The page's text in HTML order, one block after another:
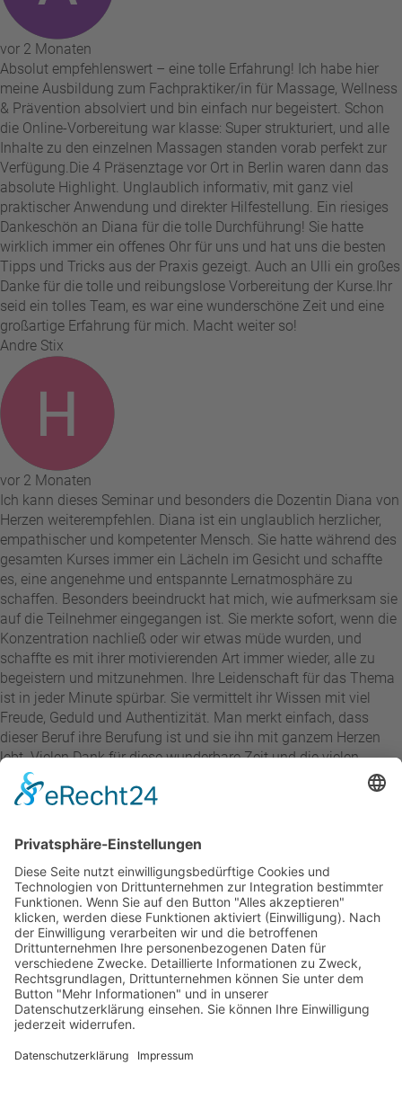
vor 2 Monaten
Absolut empfehlenswert – eine tolle Erfahrung! Ich habe hier
meine Ausbildung zum Fachpraktiker/in für Massage, Wellness
& Prävention absolviert und bin einfach nur begeistert. Schon
die Online-Vorbereitung war klasse: Super strukturiert, und alle
Inhalte zu den einzelnen Massagen standen vorab perfekt zur
Verfügung. ​Die 4 Präsenztage vor Ort in Berlin waren dann das
absolute Highlight. Unglaublich informativ, mit ganz viel
praktischer Anwendung und direkter Hilfestellung. Ein riesiges
Dankeschön an Diana für die tolle Durchführung! Sie hatte
wirklich immer ein offenes Ohr für uns und hat uns die besten
Tipps und Tricks aus der Praxis gezeigt. Auch an Ulli ein großes
Danke für die tolle und reibungslose Vorbereitung der Kurse. ​Ihr
seid ein tolles Team, es war eine wunderschöne Zeit und eine
großartige Erfahrung für mich. Macht weiter so!
Andre Stix
vor 2 Monaten
Ich kann dieses Seminar und besonders die Dozentin Diana von
Herzen weiterempfehlen. Diana ist ein unglaublich herzlicher,
empathischer und kompetenter Mensch. Sie hatte während des
gesamten Kurses immer ein Lächeln im Gesicht und schaffte
es, eine angenehme und entspannte Lernatmosphäre zu
schaffen. Besonders beeindruckt hat mich, wie aufmerksam sie
auf die Teilnehmer eingegangen ist. Sie merkte sofort, wenn die
Konzentration nachließ oder wir etwas müde wurden, und
schaffte es mit ihrer motivierenden Art immer wieder, alle zu
begeistern und mitzunehmen. Ihre Leidenschaft für das Thema
ist in jeder Minute spürbar. Sie vermittelt ihr Wissen mit viel
Freude, Geduld und Authentizität. Man merkt einfach, dass
dieser Beruf ihre Berufung ist und sie ihn mit ganzem Herzen
lebt. Vielen Dank für diese wunderbare Zeit und die vielen
wertvollen Erfahrungen. Diana ist eine Dozentin, die man so
schnell nicht vergisst!
vor 2 Monaten
Der Ablauf verlief ohne jegliche Komplikationen. Die Lehrkräfte
und Dozenten waren äußerst freundlich. Die Korrekturen
erfolgten stets in kürzester Zeit. Auf Anfragen erhielt ich prompt
und kompetent Rückmeldungen. Ich beabsichtige, mich auch
zukünftig für Studiengänge an dieser Institution anzumelden